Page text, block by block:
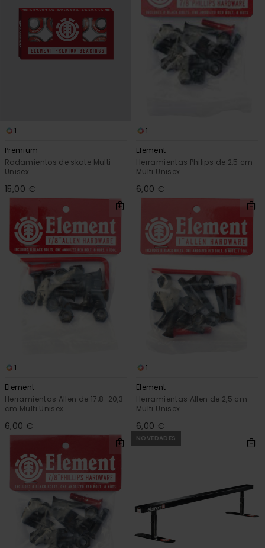
1
Premium
Rodamientos de skate Multi
Unisex
15,00 €
1
Element
Herramientas Philips de 2,5 cm
Multi Unisex
6,00 €
1
Element
Herramientas Allen de 17,8-20,3
cm Multi Unisex
6,00 €
1
Element
Herramientas Allen de 2,5 cm
Multi Unisex
6,00 €
NOVEDADES